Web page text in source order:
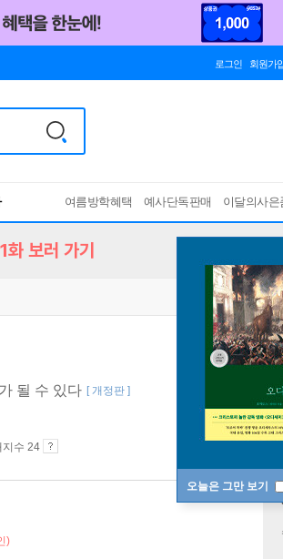
로그인 회원가
여름방학혜택 예사단독판매 이달의사은
오늘은 그만 보기
화 보러 가기
될 수 있다 [ 개정판 ]
지수 24
)